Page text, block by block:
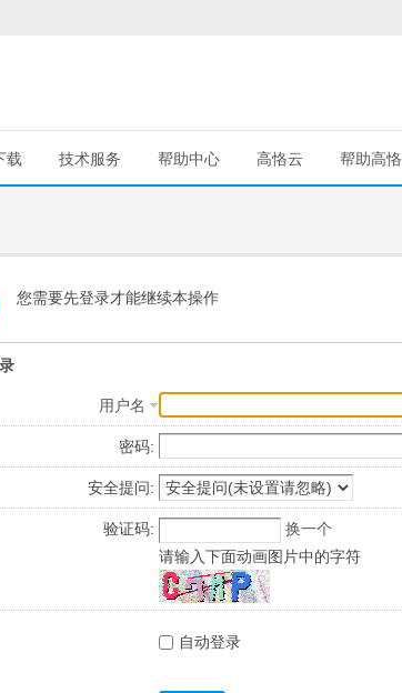
载 技术服务 帮助中心 高恪云 帮助高恪
您需要先登录才能继续本操作
用户名
密码:
安全提问:
验证码:
换一个
请输入下面动画图片中的字符
自动登录